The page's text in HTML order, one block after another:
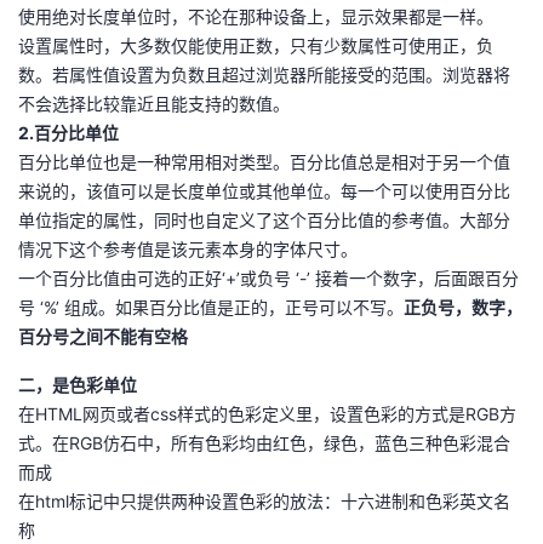
客
论
坛
的
圈
子
我
的
直
播
我
的
活
我
的
注
我
的
开
发
者
学
我
的
Programs
我
的
支
持
使用绝对长度单位时，不论在那种设备上，显示效果都是一样。
设置属性时，大多数仅能使用正数，只有少数属性可使用正，负
数。若属性值设置为负数且超过浏览器所能接受的范围。浏览器将
不会选择比较靠近且能支持的数值。
2.百分比单位
百分比单位也是一种常用相对类型。百分比值总是相对于另一个值
来说的，该值可以是长度单位或其他单位。每一个可以使用百分比
单位指定的属性，同时也自定义了这个百分比值的参考值。大部分
情况下这个参考值是该元素本身的字体尺寸。
一个百分比值由可选的正好‘+’或负号 ‘-’ 接着一个数字，后面跟百分
号 ‘%’ 组成。如果百分比值是正的，正号可以不写。 正负号，数字，
百分号之间不能有空格
二，是色彩单位
在HTML网页或者css样式的色彩定义里，设置色彩的方式是RGB方
式。在RGB仿石中，所有色彩均由红色，绿色，蓝色三种色彩混合
而成
在html标记中只提供两种设置色彩的放法：十六进制和色彩英文名
称